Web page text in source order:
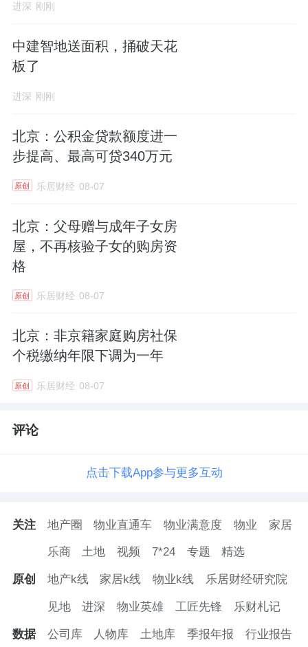
进深 刚刚
中建智地送面积，捅破天花
板了
进深 刚刚
北京：公积金贷款额度进一
步提高、最高可贷340万元
原创 乐居财经 08-07
北京：父母赠与成年子女房
屋，不再核验子女的购房资
格
原创 乐居财经 08-07
北京：非京籍家庭购房社保
个税缴纳年限下调为一年
原创 乐居财经 08-07
评论
点击下载App参与更多互动
关注 地产圈 物业直通车 物业满意度 物业 家居
乐商 土地 视频 7*24 专题 精选
原创 地产k线 家居k线 物业k线 乐居财经研究院
见地 进深 物业英雄 工匠先锋 乐财札记
数据 公司库 人物库 土地库 季报年报 行业报告